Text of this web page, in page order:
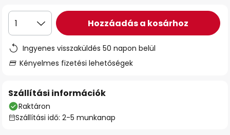
1 Hozzáadás a kosárhoz
Ingyenes visszaküldés 50 napon belül
Kényelmes fizetési lehetőségek
Szállítási információk
Raktáron
Szállítási idő: 2-5 munkanap